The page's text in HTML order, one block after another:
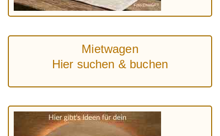
Mietwagen
Hier suchen & buchen